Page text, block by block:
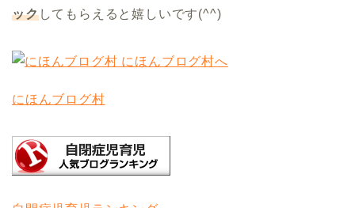
ックしてもらえると嬉しいです(^^)
にほんブログ村